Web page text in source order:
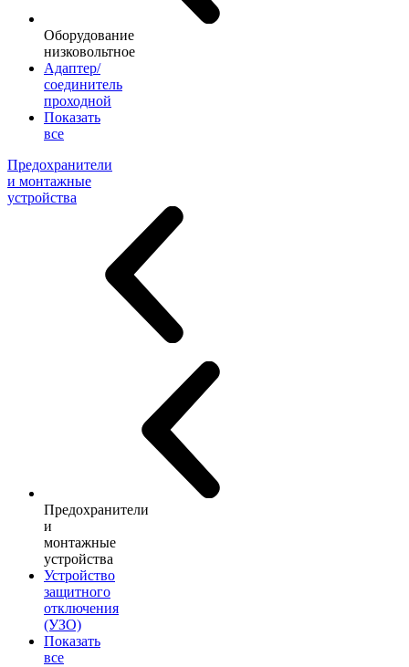
Оборудование
низковольтное
Адаптер/
соединитель
проходной
Показать
все
Предохранители
и монтажные
устройства
Предохранители
и
монтажные
устройства
Устройство
защитного
отключения
(УЗО)
Показать
все